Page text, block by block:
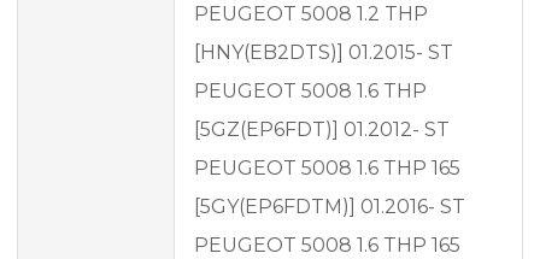
PEUGEOT 5008 1.2 THP
[HNY(EB2DTS)] 01.2015- ST
PEUGEOT 5008 1.6 THP
[5GZ(EP6FDT)] 01.2012- ST
PEUGEOT 5008 1.6 THP 165
[5GY(EP6FDTM)] 01.2016- ST
PEUGEOT 5008 1.6 THP 165